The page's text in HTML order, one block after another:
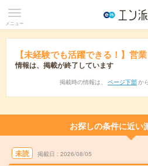
メニュー
【未経験でも活躍できる！】営
情報は、掲載が終了しています
掲載時の情報は、 ページ下部 か
お探しの条件に近い
未読 掲載日 2026/08/05